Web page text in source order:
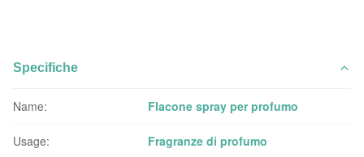
Specifiche
Name: Flacone spray per profumo
Usage: Fragranze di profumo